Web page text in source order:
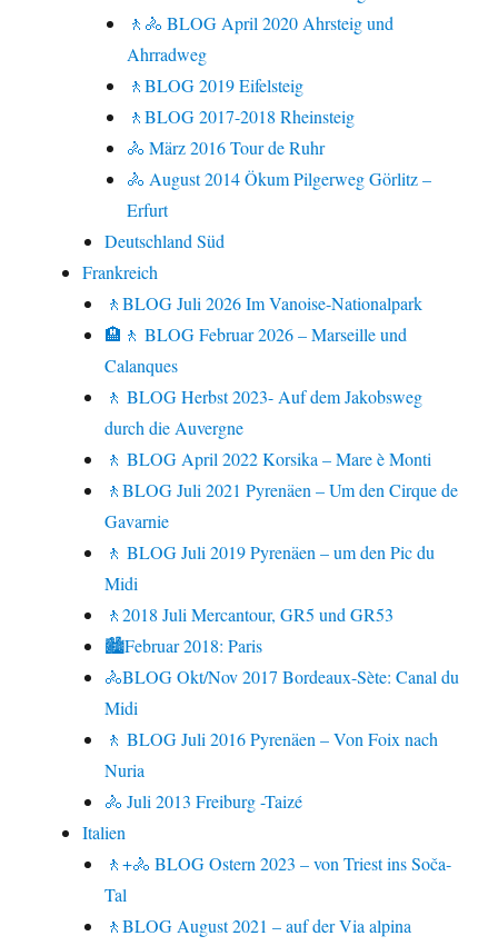
🚶🚴 BLOG April 2020 Ahrsteig und
Ahrradweg
🚶BLOG 2019 Eifelsteig
🚶BLOG 2017-2018 Rheinsteig
🚴 März 2016 Tour de Ruhr
🚴 August 2014 Ökum Pilgerweg Görlitz –
Erfurt
Deutschland Süd
Frankreich
🚶BLOG Juli 2026 Im Vanoise-Nationalpark
🏨🚶 BLOG Februar 2026 – Marseille und
Calanques
🚶 BLOG Herbst 2023- Auf dem Jakobsweg
durch die Auvergne
🚶 BLOG April 2022 Korsika – Mare è Monti
🚶BLOG Juli 2021 Pyrenäen – Um den Cirque de
Gavarnie
🚶 BLOG Juli 2019 Pyrenäen – um den Pic du
Midi
🚶2018 Juli Mercantour, GR5 und GR53
🏙Februar 2018: Paris
🚴BLOG Okt/Nov 2017 Bordeaux-Sète: Canal du
Midi
🚶 BLOG Juli 2016 Pyrenäen – Von Foix nach
Nuria
🚴 Juli 2013 Freiburg -Taizé
Italien
🚶+🚴 BLOG Ostern 2023 – von Triest ins Soča-
Tal
🚶BLOG August 2021 – auf der Via alpina